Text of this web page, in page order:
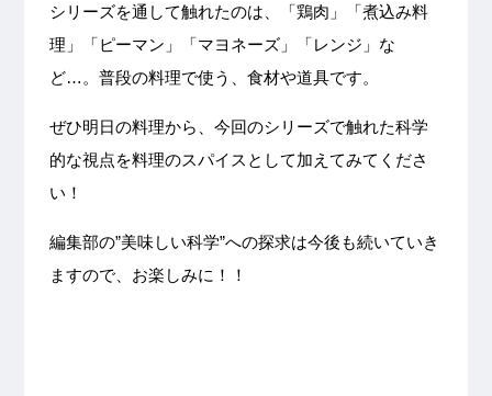
シリーズを通して触れたのは、「鶏肉」「煮込み料
理」「ピーマン」「マヨネーズ」「レンジ」な
ど…。普段の料理で使う、食材や道具です。
ぜひ明日の料理から、今回のシリーズで触れた科学
的な視点を料理のスパイスとして加えてみてくださ
い！
編集部の”美味しい科学”への探求は今後も続いていき
ますので、お楽しみに！！